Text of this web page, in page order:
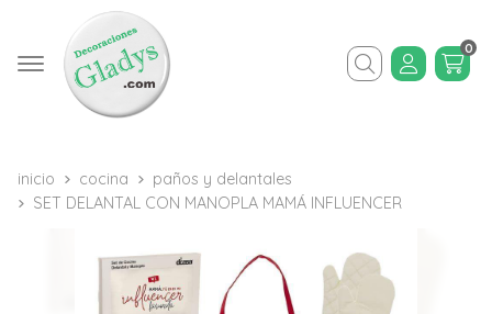
Buscar
0
inicio cocina
paños y delantales
SET DELANTAL CON MANOPLA MAMÁ INFLUENCER